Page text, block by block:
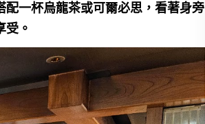
一杯烏龍茶或可爾必思，看著身旁
受。